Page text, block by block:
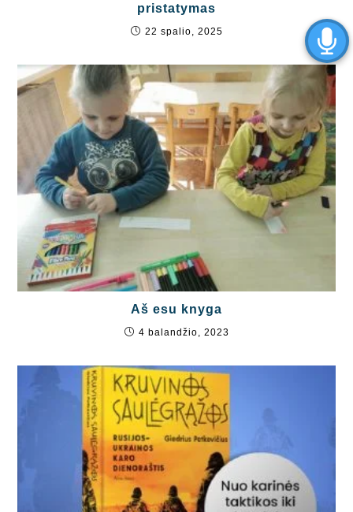
pristatymas
22 spalio, 2025
Aš esu knyga
4 balandžio, 2023